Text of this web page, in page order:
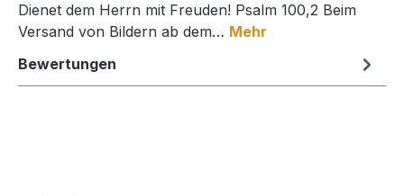
Dienet dem Herrn mit Freuden! Psalm 100,2 Beim
Versand von Bildern ab dem… Mehr
Bewertungen